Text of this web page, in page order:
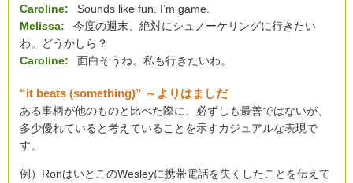
Caroline:
Sounds like fun. I’m game.
Melissa:
今度の週末、絶対にシュノーケリングに行きたい
わ。どうかしら？
Caroline:
面白そうね。私も行きたいわ。
“it beats (something)” ～よりはましだ
ある事柄が他のものと比べた際に、必ずしも最善ではないが、
多少優れていると考えていることを示すカジュアルな表現で
す。
例）RonはいとこのWesleyに携帯電話を失くしたことを伝えて